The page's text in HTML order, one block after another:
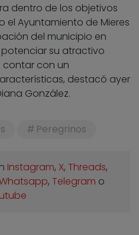
dentro de los objetivos
el Ayuntamiento de Mieres
del municipio en
su atractivo
contar con un
destacó ayer
González.
Peregrinos
Instagram, X, Threads,
, Telegram o